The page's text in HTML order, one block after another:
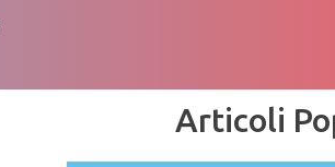
Articoli